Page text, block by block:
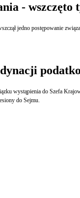
- wszczęto
jedno postępowanie
wystąpienia do Szefa
do Sejmu.